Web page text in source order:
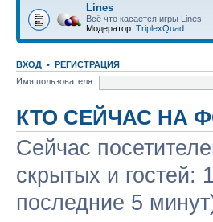
Lines
Всё что касается игры Lines
Модератор: TriplexQuad
ВХОД • РЕГИСТРАЦИЯ
Имя пользователя:
КТО СЕЙЧАС НА
Сейчас
скрытых и гостей:
последние 5